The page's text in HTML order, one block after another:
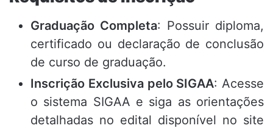
Graduação Completa: Possuir diploma,
certificado ou declaração de conclusão
de curso de graduação.
Inscrição Exclusiva pelo SIGAA: Acesse
o sistema SIGAA e siga as orientações
detalhadas no edital disponível no site